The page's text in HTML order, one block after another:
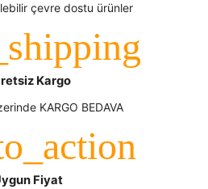
çevre dostu ürünler
Kargo
KARGO BEDAVA
Fiyat